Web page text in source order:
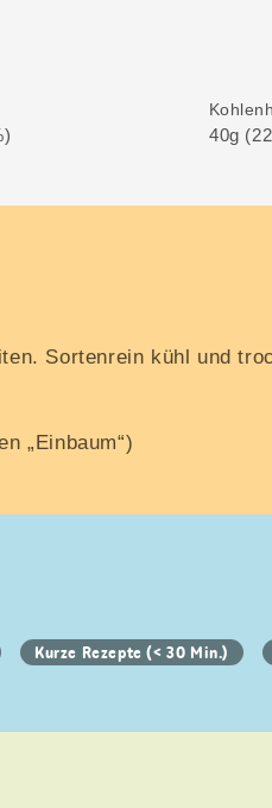
40g
Sortenrein kühl und
„Einbaum“)
Kurze Rezepte (< 30 Min.)